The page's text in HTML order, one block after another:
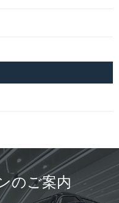
のご案内